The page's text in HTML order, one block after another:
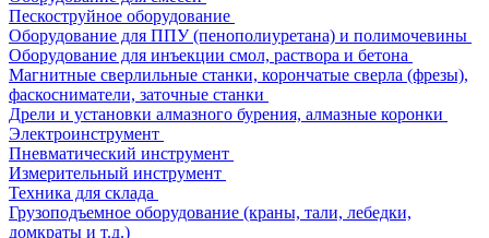
Пескоструйное оборудование
Оборудование для ППУ (пенополиуретана) и полимочевины
Оборудование для инъекции смол, раствора и бетона
Магнитные сверлильные станки, корончатые сверла (фрезы),
фаскосниматели, заточные станки
Дрели и установки алмазного бурения, алмазные коронки
Электроинструмент
Пневматический инструмент
Измерительный инструмент
Техника для склада
Грузоподъемное оборудование (краны, тали, лебедки,
домкраты и т.д.)